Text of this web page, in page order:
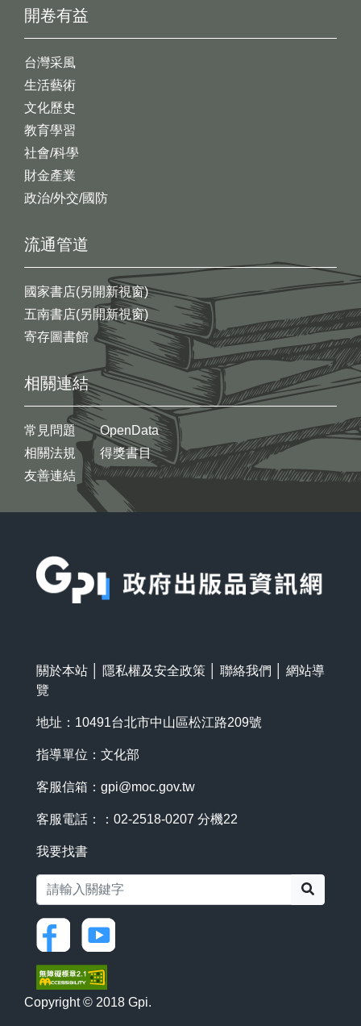
開卷有益
台灣采風
生活藝術
文化歷史
教育學習
社會/科學
財金產業
政治/外交/國防
流通管道
國家書店(另開新視窗)
五南書店(另開新視窗)
寄存圖書館
相關連結
常見問題
相關法規
友善連結
OpenData
得獎書目
關於本站 隱私權及安全政策 聯絡我們
網站導
覽
地址：10491台北市中山區松江路209號
指導單位：文化部
客服信箱： gpi@moc.gov.tw
客服電話：：02-2518-0207 分機22
我要找書
Copyright © 2018 Gpi.